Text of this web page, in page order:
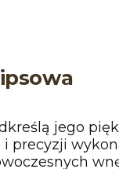
karcie)
jego
precyzji